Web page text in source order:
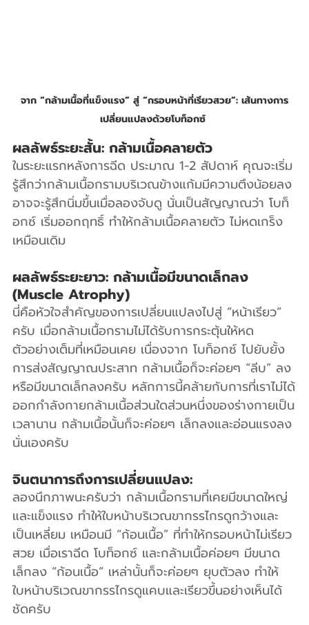
จาก “กล้ามเนื้อที่แข็งแรง” สู่ “กรอบหน้าที่เรียวสวย”: เส้นทางการ
เปลี่ยนแปลงด้วยโบท็อกซ์
ผลลัพธ์ระยะสั้น: กล้ามเนื้อคลายตัว
ในระยะแรกหลังการฉีด ประมาณ 1-2 สัปดาห์ คุณจะเริ่ม
รู้สึกว่ากล้ามเนื้อกรามบริเวณข้างแก้มมีความตึงน้อยลง
อาจจะรู้สึกนิ่มขึ้นเมื่อลองจับดู นั่นเป็นสัญญาณว่า โบท็
อกซ์ เริ่มออกฤทธิ์ ทำให้กล้ามเนื้อคลายตัว ไม่หดเกร็ง
เหมือนเดิม
ผลลัพธ์ระยะยาว: กล้ามเนื้อมีขนาดเล็กลง
(Muscle Atrophy)
นี่คือหัวใจสำคัญของการเปลี่ยนแปลงไปสู่ “หน้าเรียว”
ครับ เมื่อกล้ามเนื้อกรามไม่ได้รับการกระตุ้นให้หด
ตัวอย่างเต็มที่เหมือนเคย เนื่องจาก โบท็อกซ์ ไปยับยั้ง
การส่งสัญญาณประสาท กล้ามเนื้อก็จะค่อยๆ “ลีบ” ลง
หรือมีขนาดเล็กลงครับ หลักการนี้คล้ายกับการที่เราไม่ได้
ออกกำลังกายกล้ามเนื้อส่วนใดส่วนหนึ่งของร่างกายเป็น
เวลานาน กล้ามเนื้อนั้นก็จะค่อยๆ เล็กลงและอ่อนแรงลง
นั่นเองครับ
จินตนาการถึงการเปลี่ยนแปลง:
ลองนึกภาพนะครับว่า กล้ามเนื้อกรามที่เคยมีขนาดใหญ่
และแข็งแรง ทำให้ใบหน้าบริเวณขากรรไกรดูกว้างและ
เป็นเหลี่ยม เหมือนมี “ก้อนเนื้อ” ที่ทำให้กรอบหน้าไม่เรียว
สวย เมื่อเราฉีด โบท็อกซ์ และกล้ามเนื้อค่อยๆ มีขนาด
เล็กลง “ก้อนเนื้อ” เหล่านั้นก็จะค่อยๆ ยุบตัวลง ทำให้
ใบหน้าบริเวณขากรรไกรดูแคบและเรียวขึ้นอย่างเห็นได้
ชัดครับ